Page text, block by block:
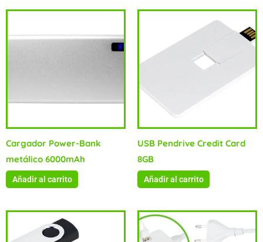
Cargador Power-Bank
metálico 6000mAh
Añadir al carrito
USB Pendrive Credit Card
8GB
Añadir al carrito